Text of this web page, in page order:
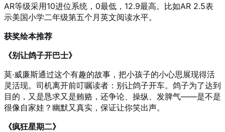
AR等级采用10进位系统，0最低，12.9最高。比如AR 2.5表
示美国小学二年级第五个月英文阅读水平。
获奖绘本推荐
《别让鸽子开巴士》
莫·威廉斯通过这个有趣的故事，把小孩子的小心思展现得活
灵活现。司机离开前叮嘱读者：别让鸽子开车。鸽子为了达到
目的，又是恳求又是贿赂，还争论、操纵、发脾气——是不是
很像自家娃？幽默又真实，保证让你笑出声。
《疯狂星期二》